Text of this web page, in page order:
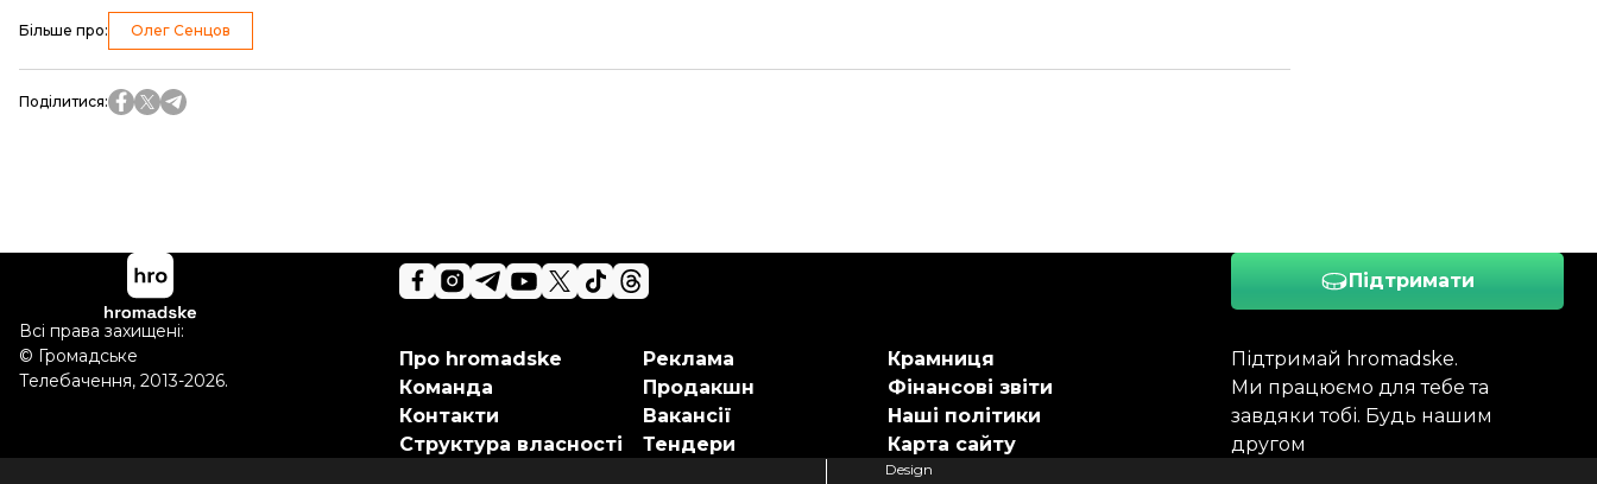
Більше про: Олег Сенцов
Поділитися:
Підтримати
Підтримай hromadske.
Ми працюємо для тебе та
завдяки тобі. Будь нашим
другом
Про hromadske
Команда
Контакти
Структура власності
Реклама
Продакшн
Вакансії
Тендери
Крамниця
Фінансові звіти
Наші політики
Карта сайту
Всі права захищені:
© Громадське
Телебачення, 2013-2026.
Design